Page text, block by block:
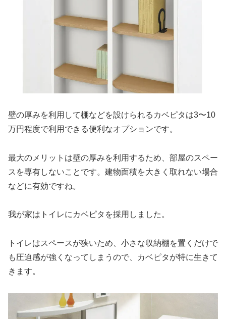
壁の厚みを利用して棚などを設けられるカベピタは3〜10
万円程度で利用できる便利なオプションです。
最大のメリットは壁の厚みを利用するため、部屋のスペー
スを専有しないことです。建物面積を大きく取れない場合
などに有効ですね。
我が家はトイレにカベピタを採用しました。
トイレはスペースが狭いため、小さな収納棚を置くだけで
も圧迫感が強くなってしまうので、カベピタが特に生きて
きます。